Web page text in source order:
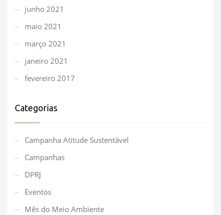
junho 2021
maio 2021
março 2021
janeiro 2021
fevereiro 2017
Categorias
Campanha Atitude Sustentável
Campanhas
DPRJ
Eventos
Mês do Meio Ambiente